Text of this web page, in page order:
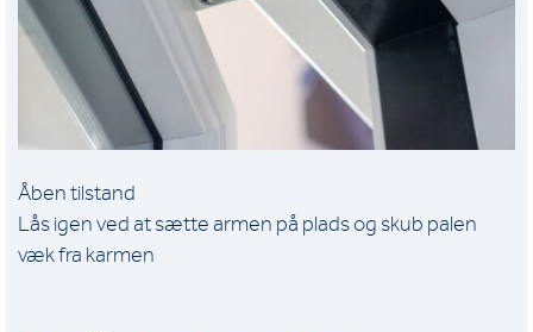
Åben tilstand
Lås igen ved at sætte armen på plads og skub palen
væk fra karmen